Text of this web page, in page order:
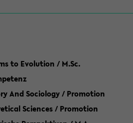
to Evolution / M.Sc.
And Sociology / Promotion
Sciences / Promotion